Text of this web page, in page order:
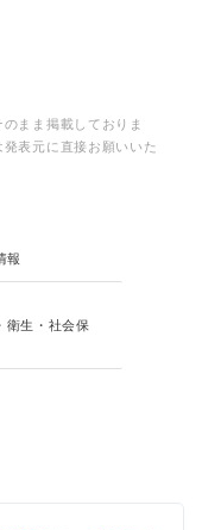
まま掲載しておりま
表元に直接お願いいた
報
衛生・社会保